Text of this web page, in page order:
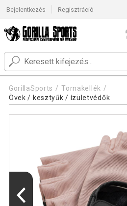
Bejelentkezés Regisztráció
GorillaSports
Tornakellék
Övek / kesztyűk / ízületvédők